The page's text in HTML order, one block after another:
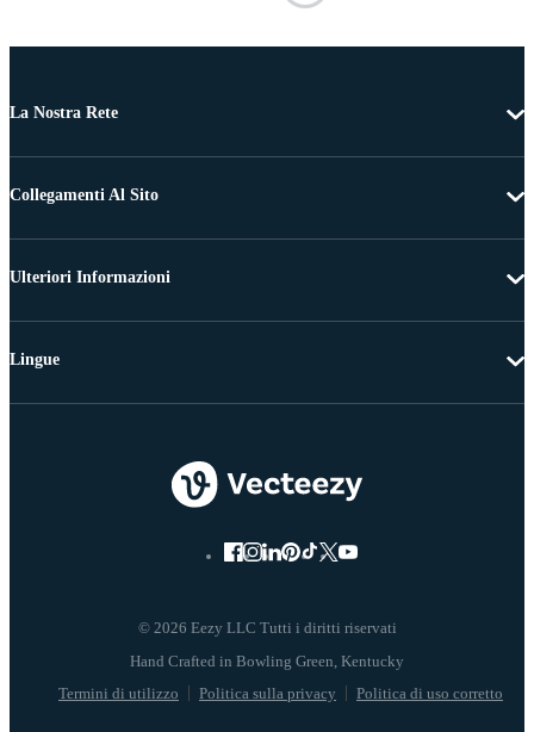
La Nostra Rete
Collegamenti Al Sito
Ulteriori Informazioni
© 2026 Eezy LLC Tutti i diritti riservati
Termini di utilizzo Politica sulla privacy Politica di uso corretto
Lingue